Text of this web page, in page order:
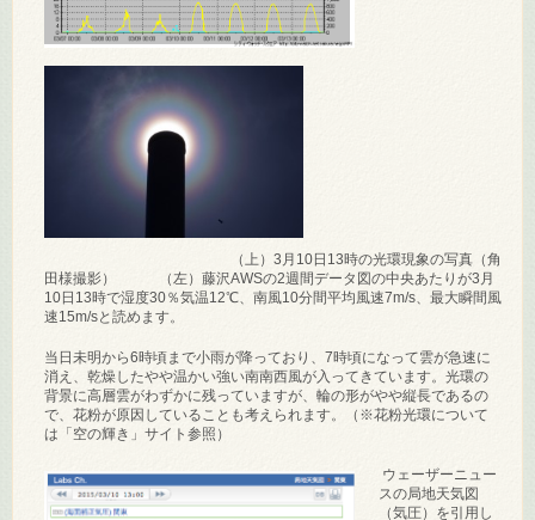
（上）3月10日13時の光環現象の写真（角
田様撮影） （左）藤沢AWSの2週間データ図の中央あたりが3月
10日13時で湿度30％気温12℃、南風10分間平均風速7m/s、最大瞬間風
速15m/sと読めます。
当日未明から6時頃まで小雨が降っており、7時頃になって雲が急速に
消え、乾燥したやや温かい強い南南西風が入ってきています。光環の
背景に高層雲がわずかに残っていますが、輪の形がやや縦長であるの
で、花粉が原因していることも考えられます。（※花粉光環について
は「空の輝き」サイト参照）
ウェーザーニュー
スの局地天気図
（気圧）を引用し